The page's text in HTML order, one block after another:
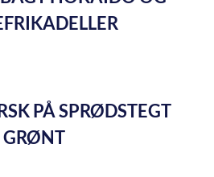
PÅ SPRØDSTEGT
GRØNT